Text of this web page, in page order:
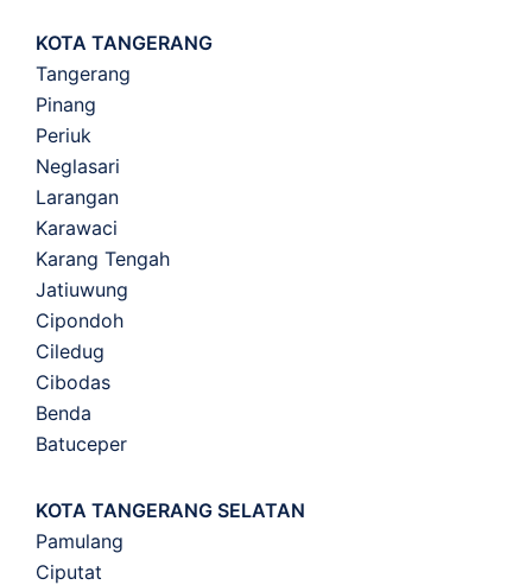
KOTA TANGERANG
Tangerang
Pinang
Periuk
Neglasari
Larangan
Karawaci
Karang Tengah
Jatiuwung
Cipondoh
Ciledug
Cibodas
Benda
Batuceper
KOTA TANGERANG SELATAN
Pamulang
Ciputat